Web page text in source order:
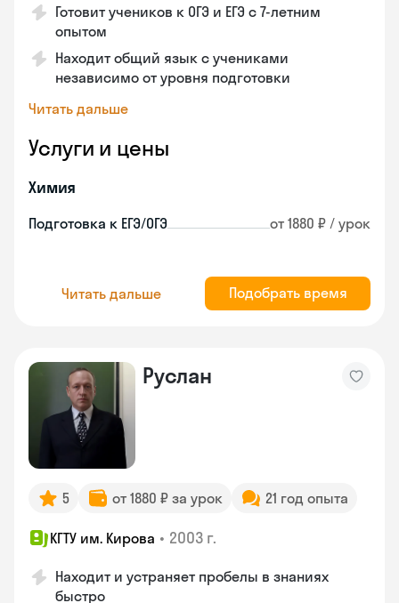
Готовит учеников к ОГЭ и ЕГЭ с 7-летним
опытом
Находит общий язык с учениками
независимо от уровня подготовки
Читать дальше
Услуги и цены
Химия
Подготовка к ЕГЭ/ОГЭ от 1880 ₽ / урок
Читать дальше Подобрать время
Руслан
5 от 1880 ₽ за урок 21 год опыта
КГТУ им. Кирова • 2003 г.
Находит и устраняет пробелы в знаниях
быстро